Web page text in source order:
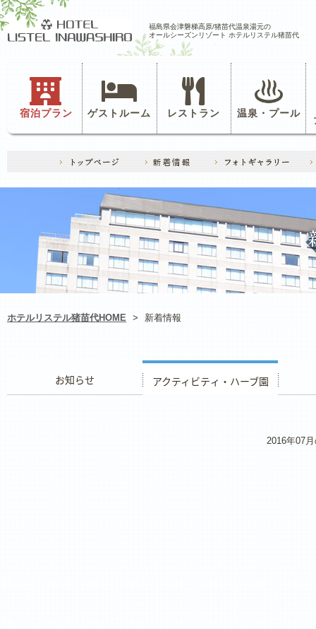
福島県会津磐梯高原/猪苗代温泉湯元の
オールシーズンリゾート ホテルリステル猪苗代
宿泊プラン ゲストルーム レストラン 温泉・プール
ホテルリステル猪苗代HOME > 新着情報
2016年07